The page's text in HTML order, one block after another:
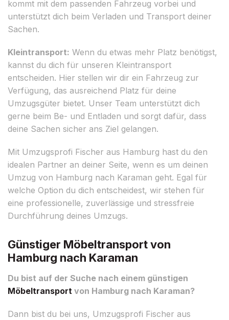
kommt mit dem passenden Fahrzeug vorbei und
unterstützt dich beim Verladen und Transport deiner
Sachen.
Kleintransport: Wenn du etwas mehr Platz benötigst,
kannst du dich für unseren Kleintransport
entscheiden. Hier stellen wir dir ein Fahrzeug zur
Verfügung, das ausreichend Platz für deine
Umzugsgüter bietet. Unser Team unterstützt dich
gerne beim Be- und Entladen und sorgt dafür, dass
deine Sachen sicher ans Ziel gelangen.
Mit Umzugsprofi Fischer aus Hamburg hast du den
idealen Partner an deiner Seite, wenn es um deinen
Umzug von Hamburg nach Karaman geht. Egal für
welche Option du dich entscheidest, wir stehen für
eine professionelle, zuverlässige und stressfreie
Durchführung deines Umzugs.
Günstiger Möbeltransport von
Hamburg nach Karaman
Du bist auf der Suche nach einem günstigen
Möbeltransport von Hamburg nach Karaman?
Dann bist du bei uns, Umzugsprofi Fischer aus